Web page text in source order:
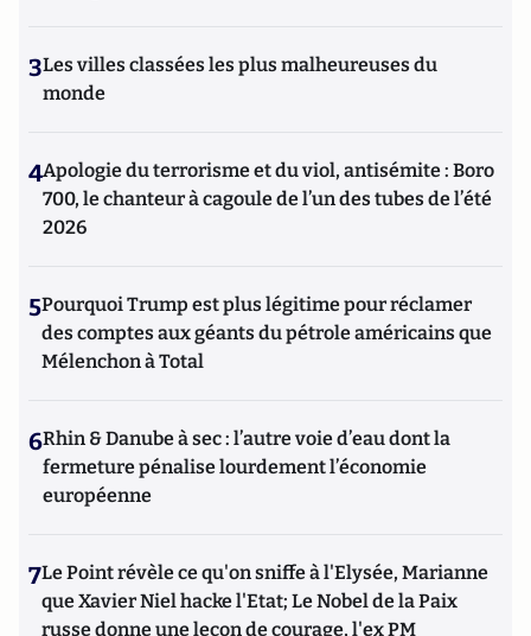
3Les villes classées les plus malheureuses du
monde
4Apologie du terrorisme et du viol, antisémite : Boro
700, le chanteur à cagoule de l’un des tubes de l’été
2026
5Pourquoi Trump est plus légitime pour réclamer
des comptes aux géants du pétrole américains que
Mélenchon à Total
6Rhin & Danube à sec : l’autre voie d’eau dont la
fermeture pénalise lourdement l’économie
européenne
7Le Point révèle ce qu'on sniffe à l'Elysée, Marianne
que Xavier Niel hacke l'Etat; Le Nobel de la Paix
russe donne une leçon de courage, l'ex PM